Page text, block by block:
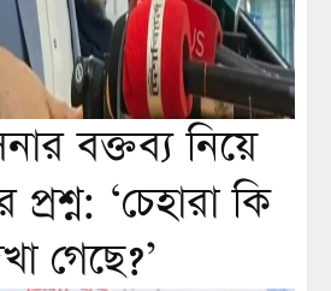
বক্তব্য নিয়ে
প্রশ্ন: ‘চেহারা কি
গেছে?’